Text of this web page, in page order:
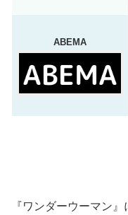
ABEMA
『ワンダーウーマン